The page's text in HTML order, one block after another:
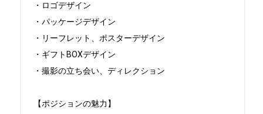
・ロゴデザイン
・パッケージデザイン
・リーフレット、ポスターデザイン
・ギフトBOXデザイン
・撮影の立ち会い、ディレクション
【ポジションの魅力】